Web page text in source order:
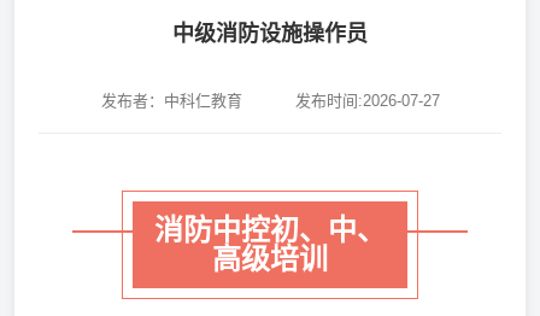
中级消防设施操作员
发布者：中科仁教育 发布时间:2026-07-27
消防中控初、中、
高级培训